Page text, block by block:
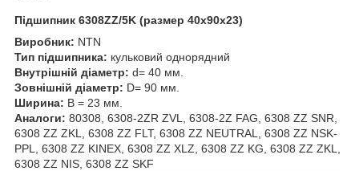
Підшипник 6308ZZ/5K (размер 40x90x23)
Виробник: NTN
Тип підшипника: кульковий однорядний
Внутрішній діаметр: d= 40 мм.
Зовнішній діаметр: D= 90 мм.
Ширина: B = 23 мм.
Аналоги: 80308, 6308-2ZR ZVL, 6308-2Z FAG, 6308 ZZ SNR,
6308 ZZ ZKL, 6308 ZZ FLT, 6308 ZZ NEUTRAL, 6308 ZZ NSK-
PPL, 6308 ZZ KINEX, 6308 ZZ XLZ, 6308 ZZ KG, 6308 ZZ ZKL,
6308 ZZ NIS, 6308 ZZ SKF